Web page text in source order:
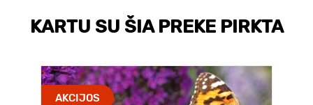
KARTU SU ŠIA PREKE PIRKTA
AKCIJOS